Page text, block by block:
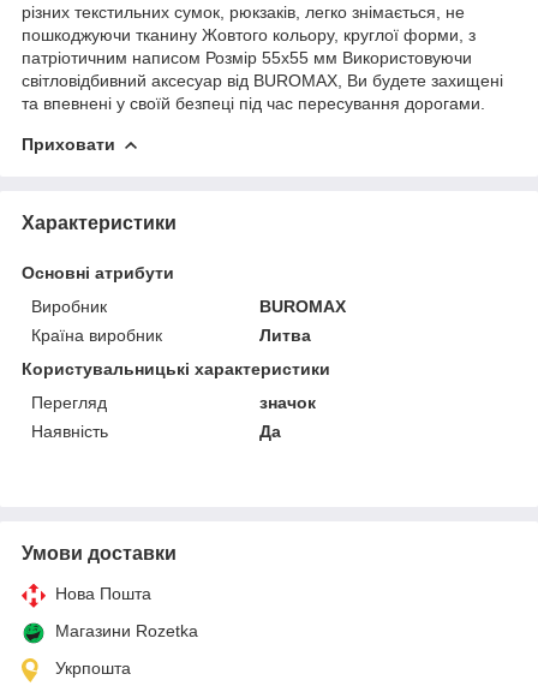
різних текстильних сумок, рюкзаків, легко знімається, не
пошкоджуючи тканину Жовтого кольору, круглої форми, з
патріотичним написом Розмір 55х55 мм Використовуючи
світловідбивний аксесуар від BUROMAX, Ви будете захищені
та впевнені у своїй безпеці під час пересування дорогами.
Приховати
Характеристики
Основні атрибути
Виробник
BUROMAX
Країна виробник
Литва
Користувальницькі характеристики
Перегляд
значок
Наявність
Да
Умови доставки
Нова Пошта
Магазини Rozetka
Укрпошта